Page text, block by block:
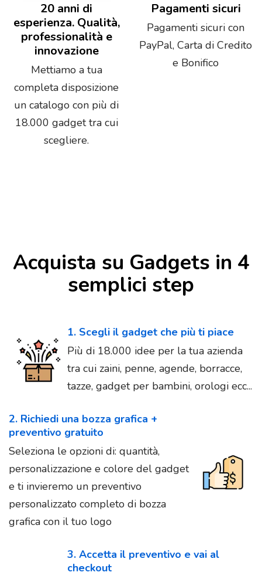
20 anni di
esperienza. Qualità,
professionalità e
innovazione
Mettiamo a tua
completa disposizione
un catalogo con più di
18.000 gadget tra cui
scegliere.
Pagamenti sicuri
Pagamenti sicuri con
PayPal, Carta di Credito
e Bonifico
Acquista su Gadgets in 4
semplici step
1. Scegli il gadget che più ti piace
Più di 18.000 idee per la tua azienda
tra cui zaini, penne, agende, borracce,
tazze, gadget per bambini, orologi ecc...
2. Richiedi una bozza grafica +
preventivo gratuito
Seleziona le opzioni di: quantità,
personalizzazione e colore del gadget
e ti invieremo un preventivo
personalizzato completo di bozza
grafica con il tuo logo
3. Accetta il preventivo e vai al
checkout